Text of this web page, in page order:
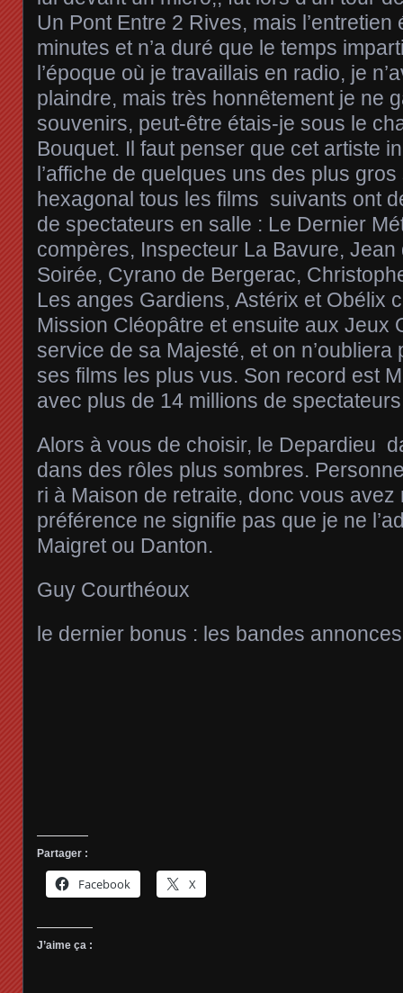
Un Pont Entre 2 Rives, mais l’entretien
minutes et n’a duré que le temps
l’époque où je travaillais en radio, je
plaindre, mais très honnêtement je ne
souvenirs, peut-être étais-je sous le
Bouquet. Il faut penser que cet artiste
l’affiche de quelques uns des plus
hexagonal tous les films suivants ont
de spectateurs en salle : Le Dernier
compères, Inspecteur La Bavure, Jean
Soirée, Cyrano de Bergerac,
Les anges Gardiens, Astérix et Obélix
Mission Cléopâtre et ensuite aux Jeux
service de sa Majesté, et on
ses films les plus vus. Son record est
avec plus de 14 millions de
Alors à vous de choisir, le Depardieu
dans des rôles plus sombres.
ri à Maison de retraite, donc vous avez
préférence ne signifie pas que je ne
Maigret ou Danton.
Guy Courthéoux
le dernier bonus : les bandes
Partager :
Facebook X
J’aime ça :